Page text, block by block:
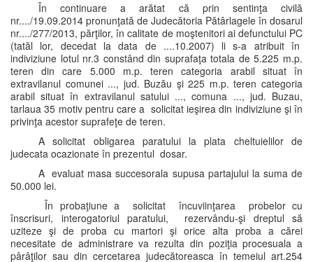
În continuare a arătat că prin sentinţa civilă
nr..../19.09.2014 pronunţată de Judecătoria Pătârlagele în dosarul
nr..../277/2013, părţilor, în calitate de moştenitori ai defunctului PC
(tatăl lor, decedat la data de ....10.2007) li s-a atribuit în
indiviziune lotul nr.3 constând din suprafaţa totala de 5.225 m.p.
teren din care 5.000 m.p. teren categoria arabil situat în
extravilanul comunei ..., jud. Buzău şi 225 m.p. teren categoria
arabil situat în extravilanul satului ..., comuna ..., jud. Buzau,
tarlaua 35 motiv pentru care a solicitat ieşirea din indiviziune şi în
privinţa acestor suprafeţe de teren.
A solicitat obligarea paratului la plata cheltuielilor de
judecata ocazionate în prezentul dosar.
A evaluat masa succesorala supusa partajului la suma de
50.000 lei.
În probaţiune a solicitat încuviinţarea probelor cu
înscrisuri, interogatoriul paratului, rezervându-şi dreptul să
uziteze şi de proba cu martori şi orice alta proba a cărei
necesitate de administrare va rezulta din poziţia procesuala a
pârâţilor sau din cercetarea judecătoreasca în temeiul art.254